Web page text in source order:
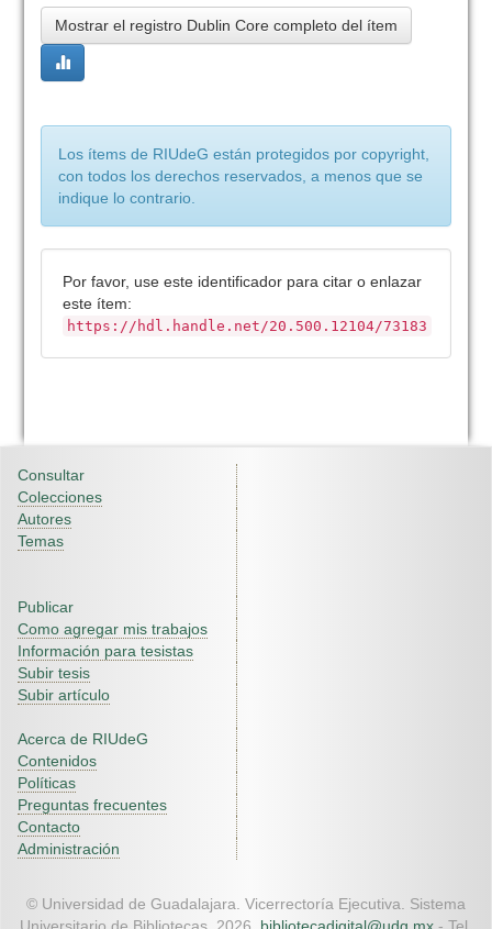
Mostrar el registro Dublin Core completo del ítem
Los ítems de RIUdeG están protegidos por copyright,
con todos los derechos reservados, a menos que se
indique lo contrario.
Por favor, use este identificador para citar o enlazar
este ítem:
https://hdl.handle.net/20.500.12104/73183
Consultar
Colecciones
Autores
Temas
Publicar
Como agregar mis trabajos
Información para tesistas
Subir tesis
Subir artículo
Acerca de RIUdeG
Contenidos
Políticas
Preguntas frecuentes
Contacto
Administración
© Universidad de Guadalajara. Vicerrectoría Ejecutiva. Sistema